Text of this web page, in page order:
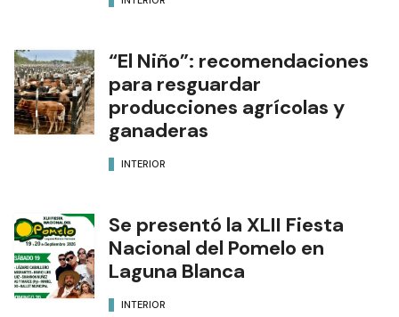
“El Niño”: recomendaciones
para resguardar
producciones agrícolas y
ganaderas
INTERIOR
Se presentó la XLII Fiesta
Nacional del Pomelo en
Laguna Blanca
INTERIOR